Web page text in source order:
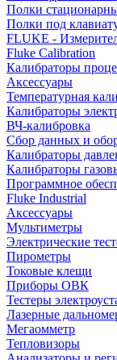
Полки
Полки под
FLUKE -
Fluke Calibration
Калибраторы
Аксессуары
Температурная
Калибраторы
ВЧ-калибровка
Сбор данных и
Калибраторы
Калибраторы
Программное
Fluke Industrial
Аксессуары
Мультиметры
Электрические
Пирометры
Токовые клещи
Приборы ОВК
Тестеры
Лазерные
Мегаомметр
Тепловизоры